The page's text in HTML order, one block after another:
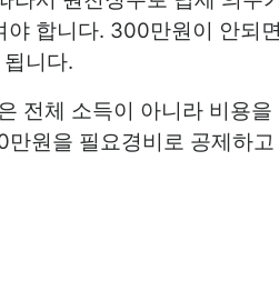
합니다. 300만원이 안되
니다.
전체 소득이 아니라 비용
원을 필요경비로 공제하